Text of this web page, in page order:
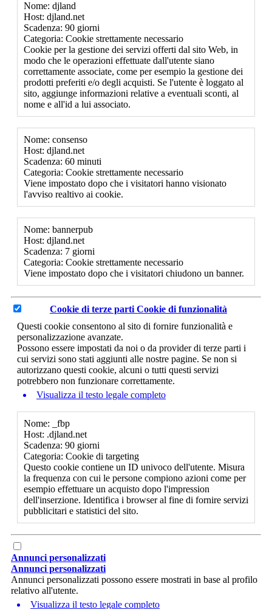
Nome: djland
Host: djland.net
Scadenza: 90 giorni
Categoria: Cookie strettamente necessario
Cookie per la gestione dei servizi offerti dal sito Web, in
modo che le operazioni effettuate dall'utente siano
correttamente associate, come per esempio la gestione dei
prodotti preferiti e/o degli acquisti. Se l'utente è loggato al
sito, aggiunge informazioni relative a eventuali sconti, al
nome e all'id a lui associato.
Nome: consenso
Host: djland.net
Scadenza: 60 minuti
Categoria: Cookie strettamente necessario
Viene impostato dopo che i visitatori hanno visionato
l'avviso realtivo ai cookie.
Nome: bannerpub
Host: djland.net
Scadenza: 7 giorni
Categoria: Cookie strettamente necessario
Viene impostato dopo che i visitatori chiudono un banner.
Cookie di terze parti Cookie di funzionalità
Questi cookie consentono al sito di fornire funzionalità e
personalizzazione avanzate.
Possono essere impostati da noi o da provider di terze parti i
cui servizi sono stati aggiunti alle nostre pagine. Se non si
autorizzano questi cookie, alcuni o tutti questi servizi
potrebbero non funzionare correttamente.
Visualizza il testo legale completo
Nome: _fbp
Host: .djland.net
Scadenza: 90 giorni
Categoria: Cookie di targeting
Questo cookie contiene un ID univoco dell'utente. Misura
la frequenza con cui le persone compiono azioni come per
esempio effettuare un acquisto dopo l'impression
dell'inserzione. Identifica i browser al fine di fornire servizi
pubblicitari e statistici del sito.
Annunci personalizzati
Annunci personalizzati
Annunci personalizzati possono essere mostrati in base al profilo
relativo all'utente.
Visualizza il testo legale completo